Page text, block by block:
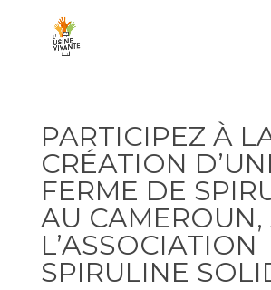
PARTICIPEZ À
CRÉATION
FERME DE
AU CAMEROUN,
L’ASSOCIATION
SPIRULINE